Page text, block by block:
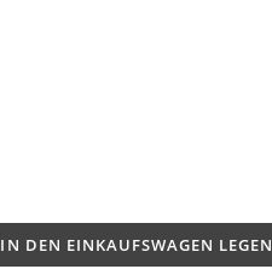
IN DEN EINKAUFSWAGEN LEGEN